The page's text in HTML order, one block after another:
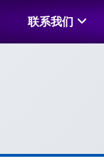
联系我们